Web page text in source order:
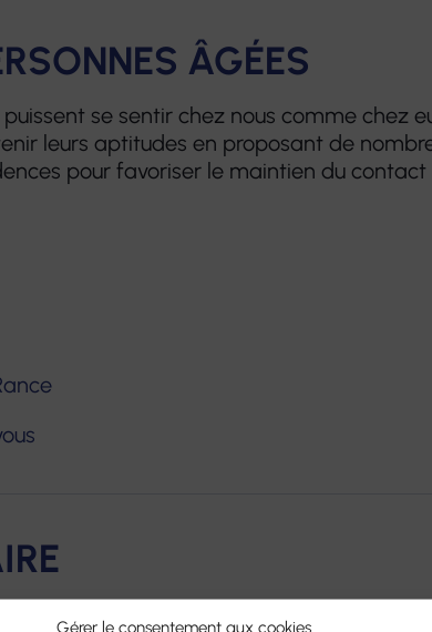
Gérer le consentement aux cookies
ÂGÉES
se sentir chez nous comme chez
leurs aptitudes en proposant de
pour favoriser le maintien du contact
le relais pour la prise en soins et